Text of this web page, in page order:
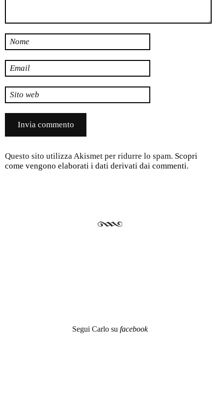
Nome
Email
Sito web
Questo sito utilizza Akismet per ridurre lo spam. Scopri
come vengono elaborati i dati derivati dai commenti.
Segui Carlo su facebook